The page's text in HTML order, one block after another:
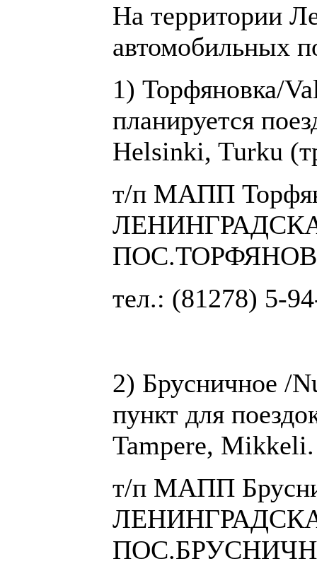
На территории
автомобильных
1) Торфяновка/
планируется
Helsinki, Turku
т/п МАПП
тел.: (81278) 5-
2) Брусничное /
пункт для
Tampere, Mikkeli.
т/п МАПП